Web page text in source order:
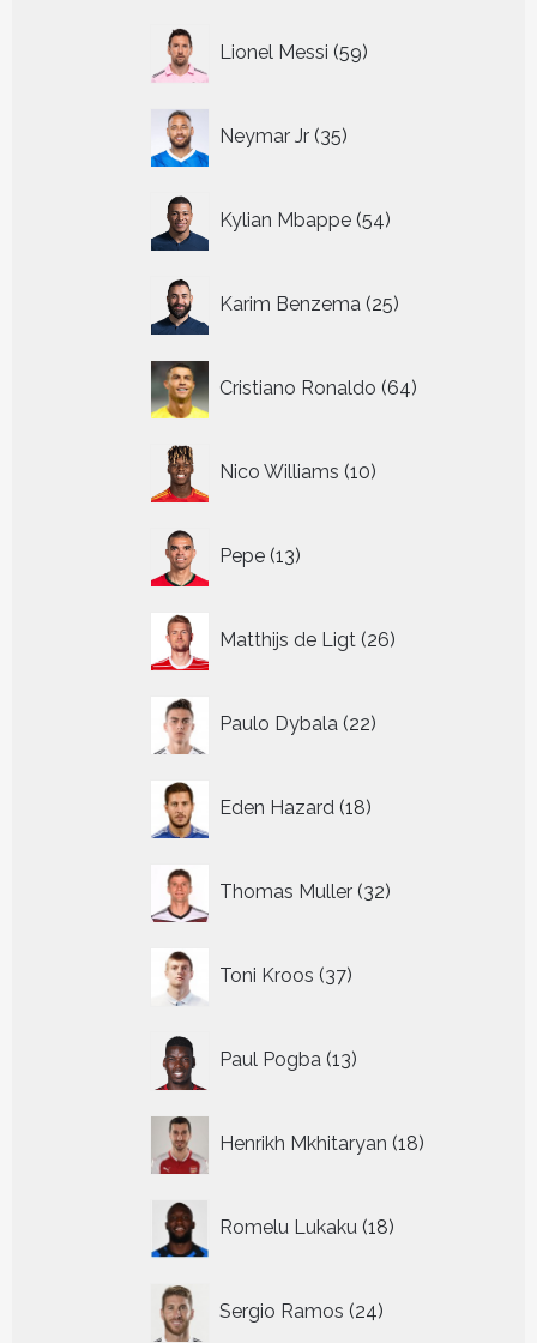
Lionel Messi 59
producten
Neymar Jr 35
producten
Kylian Mbappe 54
producten
Karim Benzema 25
producten
Cristiano Ronaldo 64
producten
Nico Williams 10
producten
Pepe 13
producten
Matthijs de Ligt 26
producten
Paulo Dybala 22
producten
Eden Hazard 18
producten
Thomas Muller 32
producten
Toni Kroos 37
producten
Paul Pogba 13
producten
Henrikh Mkhitaryan 18
producten
Romelu Lukaku 18
producten
Sergio Ramos 24
producten